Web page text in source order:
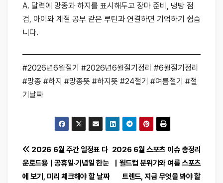
A. 달력에 망종과 하지를 표시해두고 장마 준비, 냉방 점
검, 아이와 계절 공부 같은 루틴과 연결하면 기억하기 쉽습
니다.
#2026년6월절기 #2026년6월절기정리 #6월절기정리
#망종 #하지 #망종뜻 #하지뜻 #24절기 #여름절기 #절
기날짜
글
탐
2026 6월 스포츠 이슈 총정리
｜월드컵 분위기와 여름 스포츠
트렌드, 지금 무엇을 봐야 할
2026 6월 주간 일정표 다
운로드용｜공휴일·기념일 한눈
에 보기, 미리 체크해야 할 날짜